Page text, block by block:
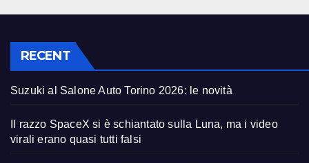
RECENT
Suzuki al Salone Auto Torino 2026: le novità
Il razzo SpaceX si è schiantato sulla Luna, ma i video
virali erano quasi tutti falsi